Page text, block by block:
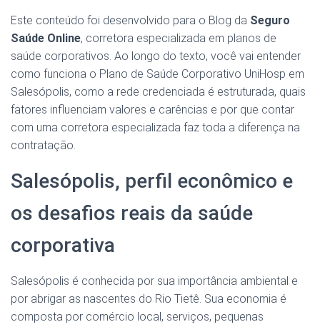
Este conteúdo foi desenvolvido para o Blog da Seguro
Saúde Online, corretora especializada em planos de
saúde corporativos. Ao longo do texto, você vai entender
como funciona o Plano de Saúde Corporativo UniHosp em
Salesópolis, como a rede credenciada é estruturada, quais
fatores influenciam valores e carências e por que contar
com uma corretora especializada faz toda a diferença na
contratação.
Salesópolis, perfil econômico e
os desafios reais da saúde
corporativa
Salesópolis é conhecida por sua importância ambiental e
por abrigar as nascentes do Rio Tietê. Sua economia é
composta por comércio local, serviços, pequenas